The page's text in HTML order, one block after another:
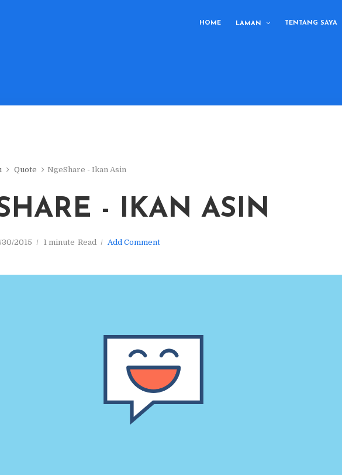
HOME LAMAN TENTANG SAYA
Quote NgeShare - Ikan Asin
- IKAN ASIN
30/2015 1 minute Read Add Comment